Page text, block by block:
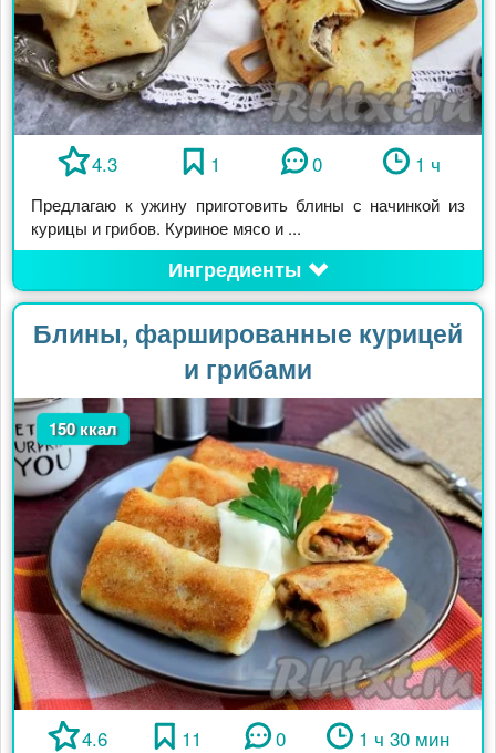
4.3 1 0 1 ч
Предлагаю к ужину приготовить блины с начинкой из
курицы и грибов. Куриное мясо и ...
Ингредиенты
Блины, фаршированные курицей
и грибами
150 ккал
4.6 11 0 1 ч 30 мин